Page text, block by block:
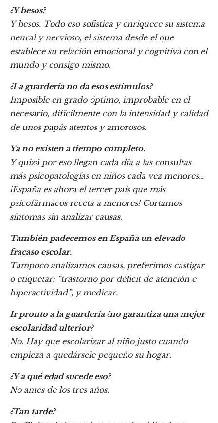
¿Y besos?
Y besos. Todo eso sofistica y enriquece su sistema
neural y nervioso, el sistema desde el que
establece su relación emocional y cognitiva con el
mundo y consigo mismo.
¿La guardería no da esos estímulos?
Imposible en grado óptimo, improbable en el
necesario, difícilmente con la intensidad y calidad
de unos papás atentos y amorosos.
Ya no existen a tiempo completo.
Y quizá por eso llegan cada día a las consultas
más psicopatologías en niños cada vez menores…
¡España es ahora el tercer país que más
psicofármacos receta a menores! Cortamos
síntomas sin analizar causas.
También padecemos en España un elevado
fracaso escolar.
Tampoco analizamos causas, preferimos castigar
o etiquetar: “trastorno por déficit de atención e
hiperactividad”, y medicar.
Ir pronto a la guardería ¿no garantiza una mejor
escolaridad ulterior?
No. Hay que escolarizar al niño justo cuando
empieza a quedársele pequeño su hogar.
¿Y a qué edad sucede eso?
No antes de los tres años.
¿Tan tarde?